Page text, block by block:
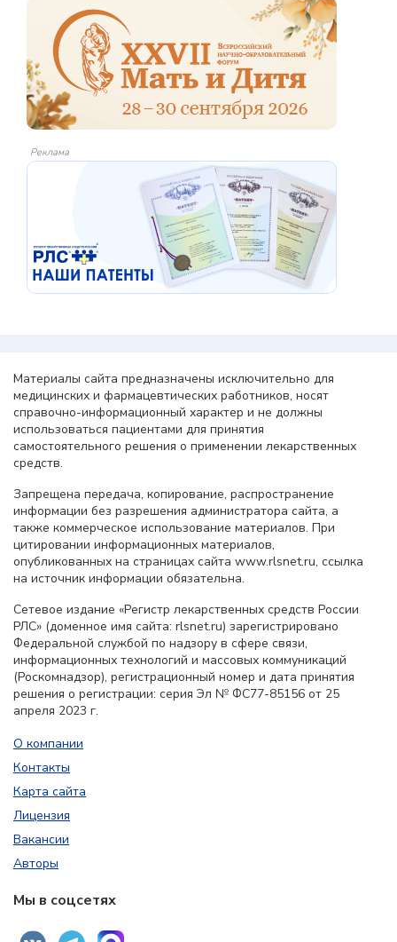
Реклама
Материалы сайта предназначены исключительно для
медицинских и фармацевтических работников, носят
справочно-информационный характер и не должны
использоваться пациентами для принятия
самостоятельного решения о применении лекарственных
средств.
Запрещена передача, копирование, распространение
информации без разрешения администратора сайта, а
также коммерческое использование материалов. При
цитировании информационных материалов,
опубликованных на страницах сайта www.rlsnet.ru, ссылка
на источник информации обязательна.
Сетевое издание «Регистр лекарственных средств России
РЛС» (доменное имя сайта: rlsnet.ru) зарегистрировано
Федеральной службой по надзору в сфере связи,
информационных технологий и массовых коммуникаций
(Роскомнадзор), регистрационный номер и дата принятия
решения о регистрации: серия Эл № ФС77-85156 от 25
апреля 2023 г.
О компании
Контакты
Карта сайта
Лицензия
Вакансии
Авторы
Мы в соцсетях